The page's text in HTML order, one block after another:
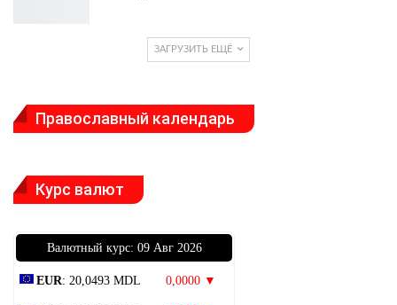
ЗАГРУЗИТЬ ЕЩЁ
Православный календарь
Курс валют
Bалютный курс: 09 Авг 2026
EUR: 20,0493 MDL 0,0000 ▼